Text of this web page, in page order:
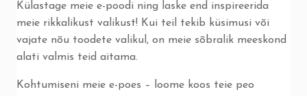
Külastage meie e-poodi ning laske end inspireerida
meie rikkalikust valikust! Kui teil tekib küsimusi või
vajate nõu toodete valikul, on meie sõbralik meeskond
alati valmis teid aitama.
Kohtumiseni meie e-poes – loome koos teie peo